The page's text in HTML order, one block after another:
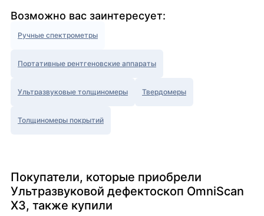
Возможно вас заинтересует:
Ручные спектрометры
Портативные рентгеновские аппараты
Ультразвуковые толщиномеры Твердомеры
Толщиномеры покрытий
Покупатели, которые приобрели
Ультразвуковой дефектоскоп OmniScan
X3, также купили